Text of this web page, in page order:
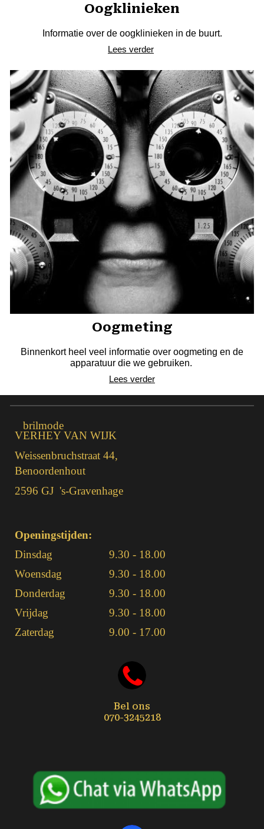
Oogklinieken
Informatie over de oogklinieken in de buurt.
Lees verder
Oogmeting
Binnenkort heel veel informatie over oogmeting en de
apparatuur die we gebruiken.
Lees verder
brilmode
VERHEY VAN WIJK
Weissenbruchstraat 44,
Benoordenhout
2596 GJ 's-Gravenhage
Openingstijden:
Dinsdag
9.30 - 18.00
Woensdag
9.30 - 18.00
Donderdag
9.30 - 18.00
Vrijdag
9.30 - 18.00
Zaterdag
9.00 - 17.00
Bel ons
070-3245218